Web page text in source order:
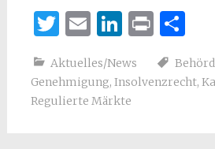
Twitter
Email
LinkedIn
Print
Aktuelles/News
Genehmigung, Insolvenzrecht,
Regulierte Märkte